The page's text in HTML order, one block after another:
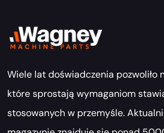
Wiele lat doświadczenia pozwoliło
które sprostają wymaganiom
stosowanych w przemyśle.